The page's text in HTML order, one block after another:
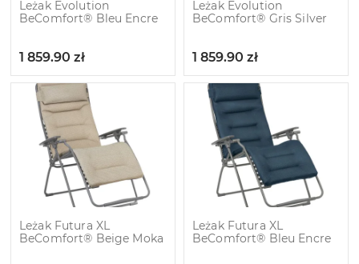
Leżak Evolution
BeComfort® Bleu Encre
1 859.90 zł
Leżak Evolution
BeComfort® Gris Silver
1 859.90 zł
Leżak Futura XL
BeComfort® Beige Moka
Leżak Futura XL
BeComfort® Bleu Encre